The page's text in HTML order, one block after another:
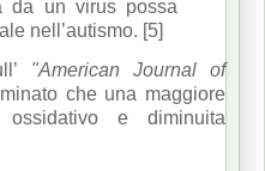
da un virus possa
nell’autismo. [5]
"American Journal of
che una maggiore
e diminuita